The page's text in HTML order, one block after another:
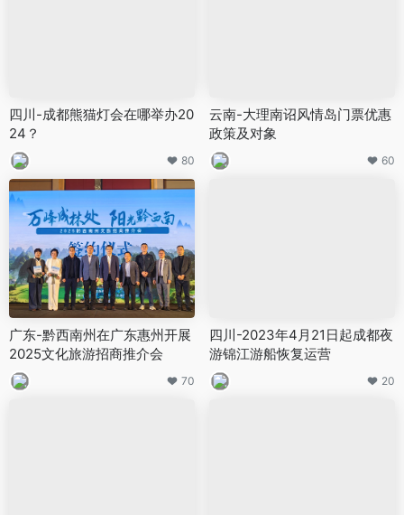
四川-成都熊猫灯会在哪举办20
24？
80
云南-大理南诏风情岛门票优惠
政策及对象
60
广东-黔西南州在广东惠州开展
2025文化旅游招商推介会
70
四川-2023年4月21日起成都夜
游锦江游船恢复运营
20